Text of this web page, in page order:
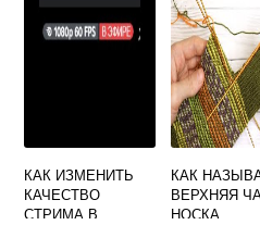
КАК ИЗМЕНИТЬ
КАЧЕСТВО
СТРИМА В
КАК
ВЕРХНЯЯ
НОСКА